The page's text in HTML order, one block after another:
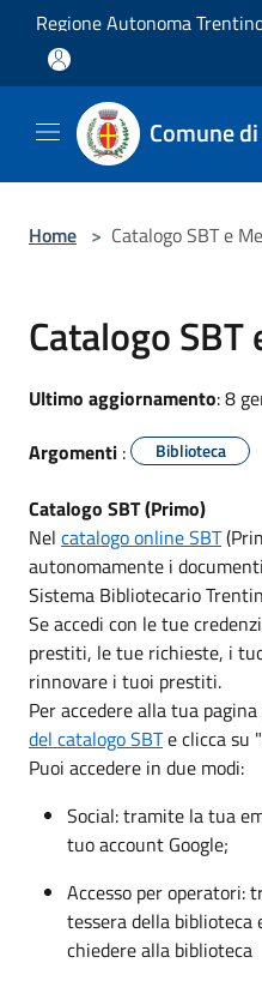
Salta al contenuto principale
Regione Autonoma
Comune
Home > Catalogo SBT e
Catalogo
Ultimo aggiornamento: 8
Argomenti : Biblioteca
Catalogo SBT (Primo)
Nel catalogo online SBT
autonomamente i
Sistema Bibliotecario
Se accedi con le tue
prestiti, le tue richieste, i
rinnovare i tuoi prestiti.
Per accedere alla tua
del catalogo SBTe clicca su
Puoi accedere in due modi:
Social: tramite la tua
tuo account Google;
Accesso per operatori:
tessera della biblioteca
chiedere alla biblioteca